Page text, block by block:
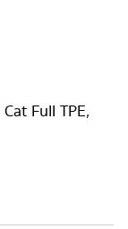
Cat Full TPE,